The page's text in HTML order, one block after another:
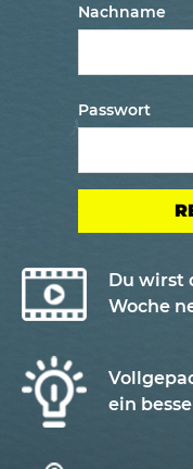
Nachname
Passwort
Du wirst
Woche
ein